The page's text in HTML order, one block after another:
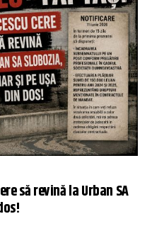
să revină la Urban SA